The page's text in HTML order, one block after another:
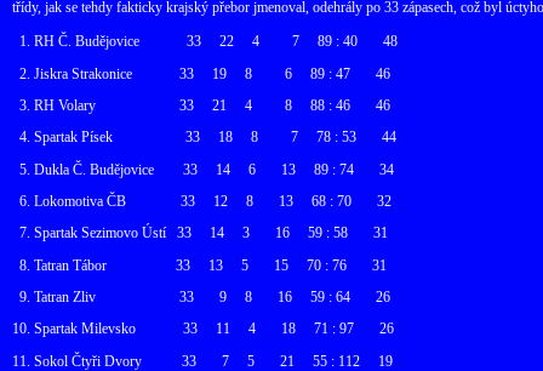
třídy, jak se tehdy fakticky krajský přebor jmenoval, odehrály po 33 zápasech, což byl
1. RH Č. Budějovice 33 22 4 7 89 : 40
48
2. Jiskra Strakonice
33 19 8 6 89 : 47
46
3. RH Volary
33 21 4 8 88 : 46
46
4. Spartak Písek
33 18 8 7 78 : 53
44
5. Dukla Č. Budějovice
33 14 6 13 89 : 74
34
6. Lokomotiva ČB
33 12 8 13 68 : 70
32
7. Spartak Sezimovo Ústí
33 14 3 16 59 : 58
31
8. Tatran Tábor
33 13 5 15 70 : 76
31
9. Tatran Zliv
33 9 8 16 59 : 64
26
10. Spartak Milevsko
33 11 4 18 71 : 97
26
11. Sokol Čtyři Dvory
33 7 5 21 55 : 112
19